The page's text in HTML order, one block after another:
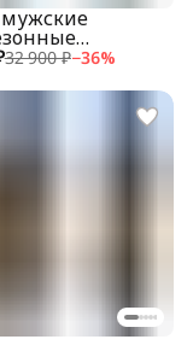
32 900 ₽−36%